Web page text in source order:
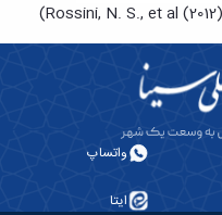
واتساپ
ایتا